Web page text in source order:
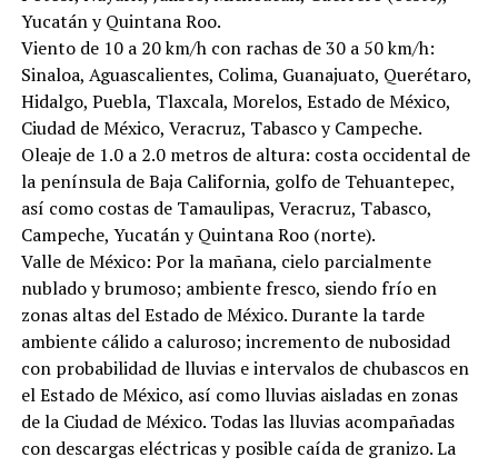
Yucatán y Quintana Roo.
Viento de 10 a 20 km/h con rachas de 30 a 50 km/h:
Sinaloa, Aguascalientes, Colima, Guanajuato, Querétaro,
Hidalgo, Puebla, Tlaxcala, Morelos, Estado de México,
Ciudad de México, Veracruz, Tabasco y Campeche.
Oleaje de 1.0 a 2.0 metros de altura: costa occidental de
la península de Baja California, golfo de Tehuantepec,
así como costas de Tamaulipas, Veracruz, Tabasco,
Campeche, Yucatán y Quintana Roo (norte).
Valle de México: Por la mañana, cielo parcialmente
nublado y brumoso; ambiente fresco, siendo frío en
zonas altas del Estado de México. Durante la tarde
ambiente cálido a caluroso; incremento de nubosidad
con probabilidad de lluvias e intervalos de chubascos en
el Estado de México, así como lluvias aisladas en zonas
de la Ciudad de México. Todas las lluvias acompañadas
con descargas eléctricas y posible caída de granizo. La